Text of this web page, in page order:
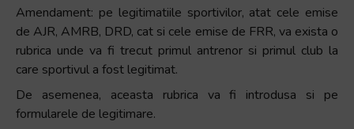
Amendament: pe legitimatiile sportivilor, atat cele emise
de AJR, AMRB, DRD, cat si cele emise de FRR, va exista o
rubrica unde va fi trecut primul antrenor si primul club la
care sportivul a fost legitimat.
De asemenea, aceasta rubrica va fi introdusa si pe
formularele de legitimare.